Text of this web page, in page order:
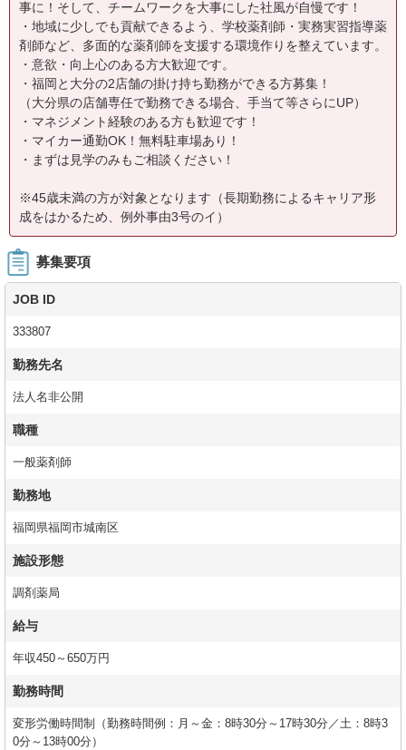
事に！そして、チームワークを大事にした社風が自慢です！
・地域に少しでも貢献できるよう、学校薬剤師・実務実習指導薬
剤師など、多面的な薬剤師を支援する環境作りを整えています。
・意欲・向上心のある方大歓迎です。
・福岡と大分の2店舗の掛け持ち勤務ができる方募集！
（大分県の店舗専任で勤務できる場合、手当て等さらにUP）
・マネジメント経験のある方も歓迎です！
・マイカー通勤OK！無料駐車場あり！
・まずは見学のみもご相談ください！
※45歳未満の方が対象となります（長期勤務によるキャリア形
成をはかるため、例外事由3号のイ）
募集要項
JOB ID
333807
勤務先名
法人名非公開
職種
一般薬剤師
勤務地
福岡県福岡市城南区
施設形態
調剤薬局
給与
年収450～650万円
勤務時間
変形労働時間制（勤務時間例：月～金：8時30分～17時30分／土：8時3
0分～13時00分）